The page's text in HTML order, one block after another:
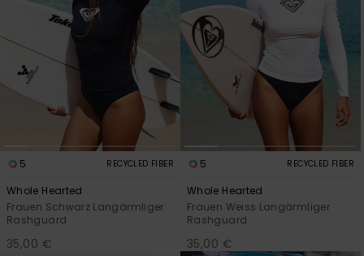
5 RECYCLED FIBER
Whole Hearted
Frauen Schwarz Langärmliger
Rashguard
35,00 €
5 RECYCLED FIBER
Whole Hearted
Frauen Weiss Langärmliger
Rashguard
35,00 €